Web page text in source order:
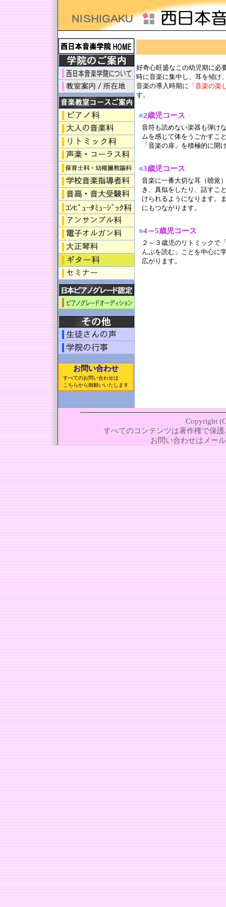
お問い合わせ
すべてのお問い合わせは
こちらから御願いいたします
好奇心旺盛なこの幼児期に必
時に音楽に集中し、耳を傾け
音楽の導入時期に 「音楽の
す。
■2歳児コース
音符も読めない楽器も弾け
ムを感じて体をうごかすこ
「音楽の扉」を積極的に開
■3歳児コース
音楽に一番大切な耳（聴覚
き、真似をしたり、話すこ
けられるようになります。
にもつながります。
■4～5歳児コース
２～３歳児のリトミックで
んぷを読む」ことを中心に
広がります。
Copyright
すべてのコンテンツは著作権で保
お問い合わせはメー